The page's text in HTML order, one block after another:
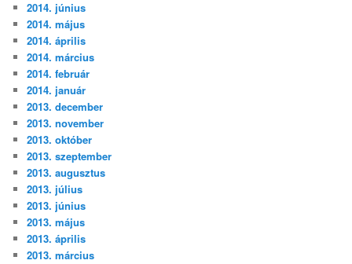
2014. június
2014. május
2014. április
2014. március
2014. február
2014. január
2013. december
2013. november
2013. október
2013. szeptember
2013. augusztus
2013. július
2013. június
2013. május
2013. április
2013. március